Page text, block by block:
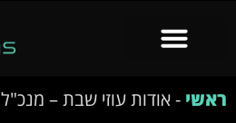
ראשי -אודות עוזי שבת – מנכ"ל Digital Solutions